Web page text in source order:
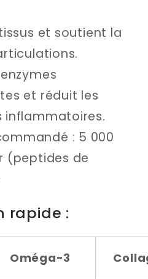
et soutient la
et réduit les
inflammatoires.
: 5 000
(peptides de
rapide :
Oméga-3